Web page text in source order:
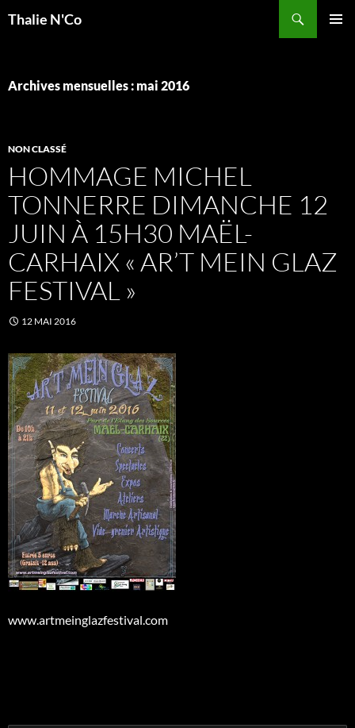
Thalie N'Co
Archives mensuelles : mai 2016
NON CLASSÉ
HOMMAGE MICHEL
TONNERRE DIMANCHE 12
JUIN À 15H30 MAËL-
CARHAIX « AR’T MEIN GLAZ
FESTIVAL »
12 MAI 2016
www.artmeinglazfestival.com